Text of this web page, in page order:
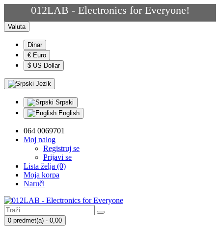
012LAB - Electronics for Everyone!
Valuta
Dinar
€ Euro
$ US Dollar
Jezik
Srpski
English
064 0069701
Moj nalog
Registruj se
Prijavi se
Lista želja (0)
Moja korpa
Naruči
0 predmet(a) - 0,00